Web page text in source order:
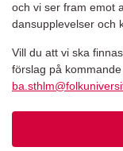
och vi ser fram emot
dansupplevelser och
Vill du att vi ska
förslag på